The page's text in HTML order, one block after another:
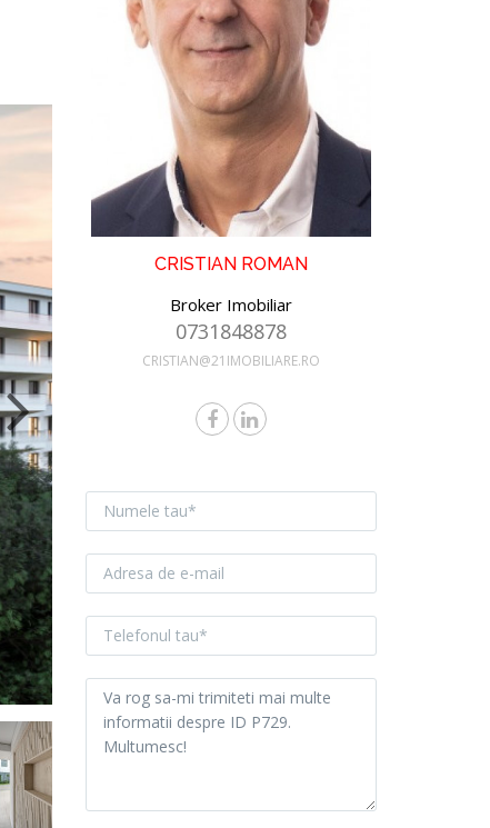
CRISTIAN ROMAN
Broker Imobiliar
0731848878
CRISTIAN@21IMOBILIARE.RO